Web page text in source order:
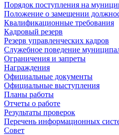
Порядок поступления на
Положение о замещении
Квалификационные требования
Кадровый резерв
Резерв управленческих кадров
Служебное поведение
Ограничения и запреты
Награждения
Официальные документы
Официальные выступления
Планы работы
Отчеты о работе
Результаты проверок
Перечень информационных
Совет